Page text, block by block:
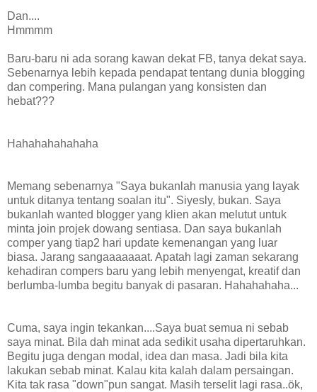
Dan....
Hmmmm
Baru-baru ni ada sorang kawan dekat FB, tanya dekat saya.
Sebenarnya lebih kepada pendapat tentang dunia blogging
dan compering. Mana pulangan yang konsisten dan
hebat???
Hahahahahahaha
Memang sebenarnya "Saya bukanlah manusia yang layak
untuk ditanya tentang soalan itu". Siyesly, bukan. Saya
bukanlah wanted blogger yang klien akan melutut untuk
minta join projek dowang sentiasa. Dan saya bukanlah
comper yang tiap2 hari update kemenangan yang luar
biasa. Jarang sangaaaaaaat. Apatah lagi zaman sekarang
kehadiran compers baru yang lebih menyengat, kreatif dan
berlumba-lumba begitu banyak di pasaran. Hahahahaha...
Cuma, saya ingin tekankan....Saya buat semua ni sebab
saya minat. Bila dah minat ada sedikit usaha dipertaruhkan.
Begitu juga dengan modal, idea dan masa. Jadi bila kita
lakukan sebab minat. Kalau kita kalah dalam persaingan.
Kita tak rasa "down"pun sangat. Masih terselit lagi rasa..ök,